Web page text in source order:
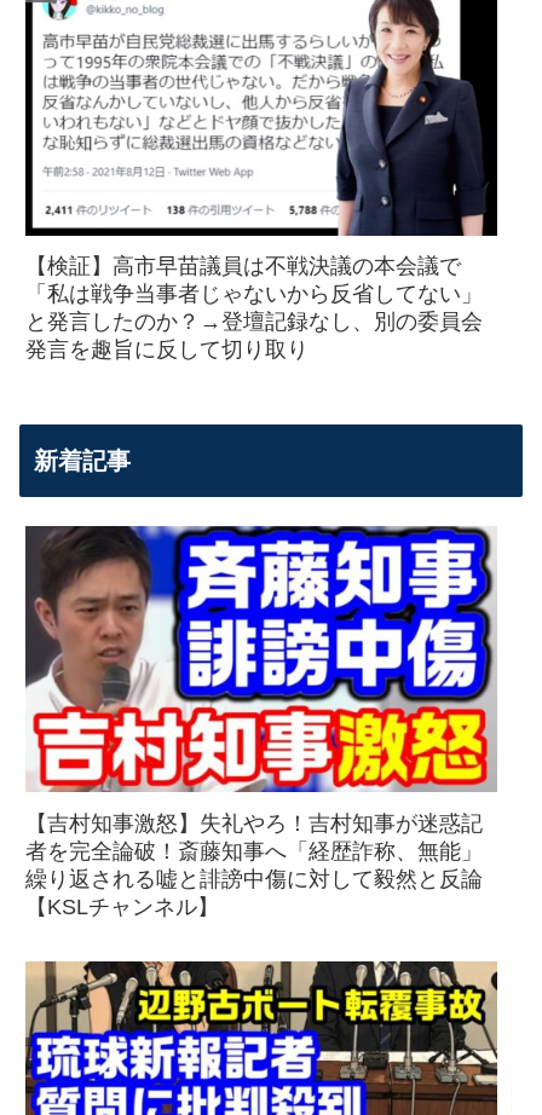
【検証】高市早苗議員は不戦決議の本会議で
「私は戦争当事者じゃないから反省してない」
と発言したのか？→登壇記録なし、別の委員会
発言を趣旨に反して切り取り
新着記事
【吉村知事激怒】失礼やろ！吉村知事が迷惑記
者を完全論破！斎藤知事へ「経歴詐称、無能」
繰り返される嘘と誹謗中傷に対して毅然と反論
【KSLチャンネル】